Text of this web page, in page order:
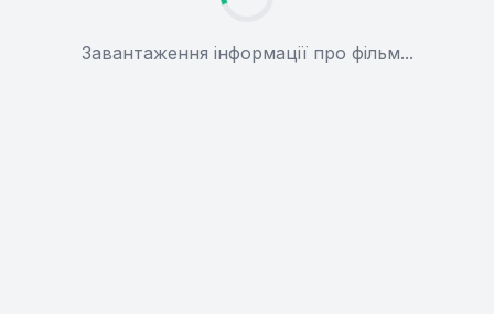
Завантаження інформації про фільм...